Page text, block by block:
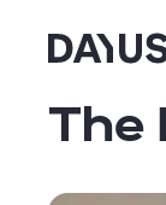
Dayuse
The